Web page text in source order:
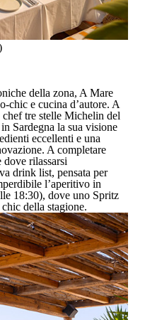
della zona, A Mare
chic e cucina d’autore. A
chef tre stelle Michelin del
Sardegna la sua visione
eccellenti e una
A completare
dove rilassarsi
drink list, pensata per
l’aperitivo in
18:30), dove uno Spritz
della stagione.